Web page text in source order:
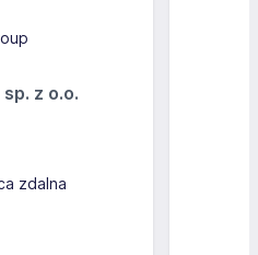
z o.o.
zdalna